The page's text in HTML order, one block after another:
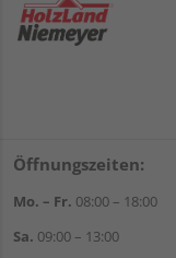
Öffnungszeiten:
Mo. – Fr. 08:00 – 18:00
Sa. 09:00 – 13:00